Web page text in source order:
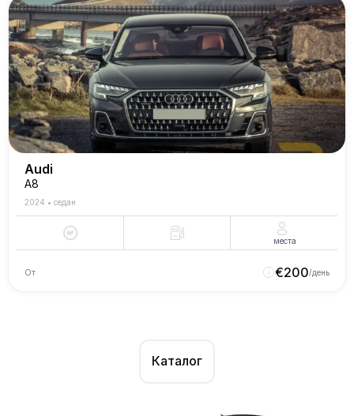
Audi
A8
2024 • седан
места
От €200/день
Каталог